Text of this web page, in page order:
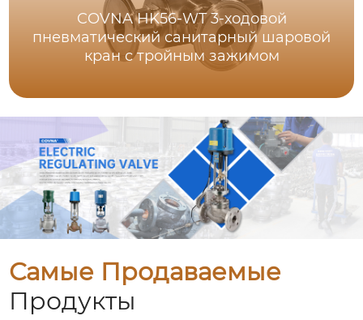
COVNA HK56-WT 3-ходовой
пневматический санитарный шаровой
кран с тройным зажимом
Самые Продаваемые
Продукты